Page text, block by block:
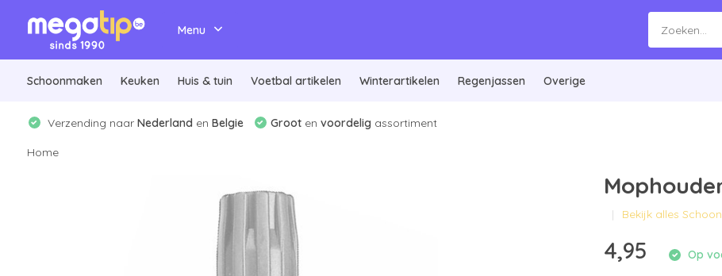
Menu
Schoonmaken Keuken Huis & tuin Voetbal artikelen Winterartikelen Regenjassen Overige
Verzending naar Nederland en Belgie Grooten voordelig assortiment
Home
Bekijk alles
4,95 Op